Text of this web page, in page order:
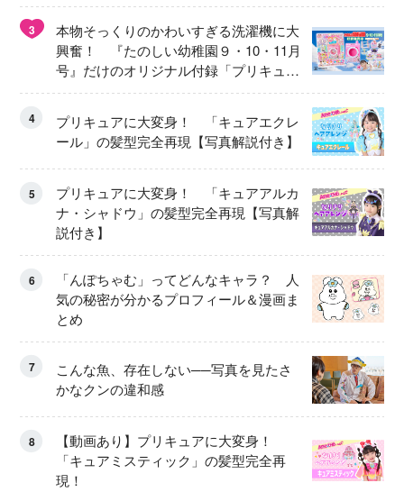
3
本物そっくりのかわいすぎる洗濯機に大
興奮！ 『たのしい幼稚園９・10・11月
号』だけのオリジナル付録「プリキュ
ア くるくるせんたくき」
4
プリキュアに大変身！ 「キュアエクレ
ール」の髪型完全再現【写真解説付き】
5
プリキュアに大変身！ 「キュアアルカ
ナ・シャドウ」の髪型完全再現【写真解
説付き】
6
「んぽちゃむ」ってどんなキャラ？ 人
気の秘密が分かるプロフィール＆漫画ま
とめ
7
こんな魚、存在しない──写真を見たさ
かなクンの違和感
8
【動画あり】プリキュアに大変身！
「キュアミスティック」の髪型完全再
現！